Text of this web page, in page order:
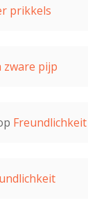
prikkels
zware pijp
Freundlichkeit